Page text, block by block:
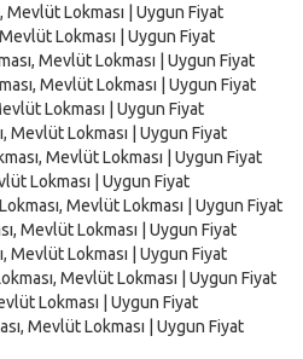
Mevlüt Lokması | Uygun Fiyat
Lokması | Uygun Fiyat
Mevlüt Lokması | Uygun Fiyat
Mevlüt Lokması | Uygun Fiyat
Lokması | Uygun Fiyat
Mevlüt Lokması | Uygun Fiyat
Mevlüt Lokması | Uygun Fiyat
Lokması | Uygun Fiyat
Mevlüt Lokması | Uygun Fiyat
Mevlüt Lokması | Uygun Fiyat
Mevlüt Lokması | Uygun Fiyat
Mevlüt Lokması | Uygun Fiyat
Lokması | Uygun Fiyat
Mevlüt Lokması | Uygun Fiyat